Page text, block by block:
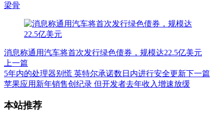
梁骨
消息称通用汽车将首次发行绿色债券，规模达22.5亿美元
上一篇
5年内的处理器别慌 英特尔承诺数日内进行安全更新下一篇
苹果应用新年销售创纪录 但开发者去年收入增速放缓
文
章
本站推荐